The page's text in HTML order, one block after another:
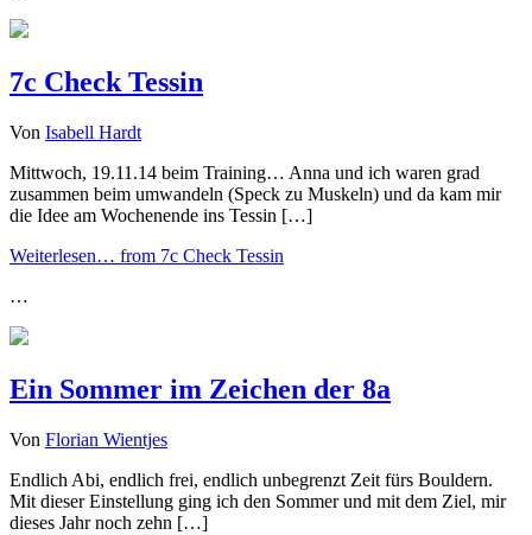
7c Check Tessin
Von Isabell Hardt
Mittwoch, 19.11.14 beim Training… Anna und ich waren grad
zusammen beim umwandeln (Speck zu Muskeln) und da kam mir
die Idee am Wochenende ins Tessin […]
Weiterlesen… from 7c Check Tessin
…
Ein Sommer im Zeichen der 8a
Von Florian Wientjes
Endlich Abi, endlich frei, endlich unbegrenzt Zeit fürs Bouldern.
Mit dieser Einstellung ging ich den Sommer und mit dem Ziel, mir
dieses Jahr noch zehn […]